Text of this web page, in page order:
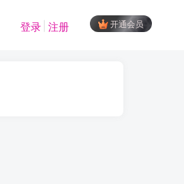
开通会员
登录 注册